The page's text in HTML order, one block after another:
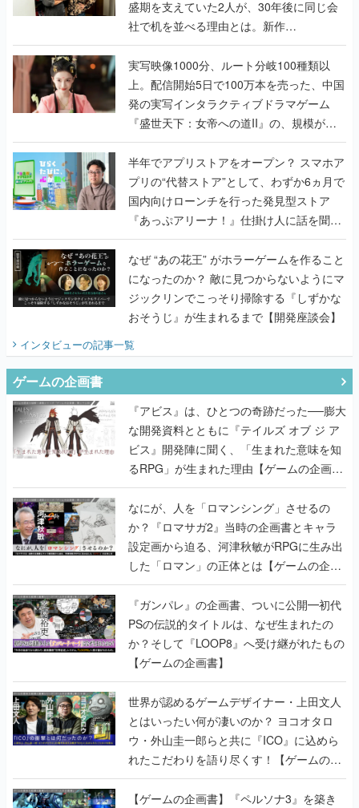
盛期を支えていた2人が、30年後に同じ会
社で机を並べる理由とは。新作
『TATSUJIN EXTREME』で初タッグを組
んだレジェンド2人に訊く開発秘話
実写映像1000分、ルート分岐100種類以
上。配信開始5日で100万本を売った、中国
発の実写インタラクティブドラマゲーム
『盛世天下：女帝への道II』の、規模が違
うこだわりをプロデューサーに聞いた
半年でアプリストアをオープン？ スマホア
プリの“代替ストア”として、わずか6ヵ月で
国内向けローンチを行った発見型ストア
『あっぷアリーナ！』仕掛け人に話を聞い
てみた
なぜ “あの花王” がホラーゲームを作ること
になったのか？ 敵に見つからないようにマ
ジックリンでこっそり掃除する『しずかな
おそうじ』が生まれるまで【開発座談会】
インタビューの記事一覧
ゲームの企画書
『アビス』は、ひとつの奇跡だった──膨大
な開発資料とともに『テイルズ オブ ジ ア
ビス』開発陣に聞く、「生まれた意味を知
るRPG」が生まれた理由【ゲームの企画
書】
なにが、人を「ロマンシング」させるの
か？『ロマサガ2』当時の企画書とキャラ
設定画から迫る、河津秋敏がRPGに生み出
した「ロマン」の正体とは【ゲームの企画
書】
『ガンパレ』の企画書、ついに公開━初代
PSの伝説的タイトルは、なぜ生まれたの
か？そして『LOOP8』へ受け継がれたもの
【ゲームの企画書】
世界が認めるゲームデザイナー・上田文人
とはいったい何が凄いのか？ ヨコオタロ
ウ・外山圭一郎らと共に『ICO』に込めら
れたこだわりを語り尽くす！【ゲームの企
画書】
【ゲームの企画書】『ペルソナ3』を築き